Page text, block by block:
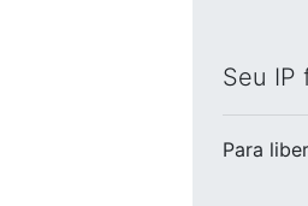
Seu IP
Para